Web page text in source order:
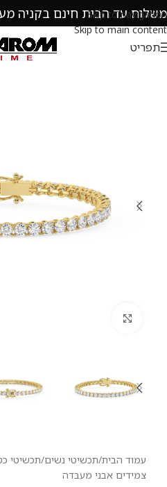
Skip to navigation
Skip to main content
משלוח עד הבית חינם בקניה מעל 299
תפריט
עמוד הבית/תכשיטי נשים/תכשיטי
צמידים אבני מעבדה